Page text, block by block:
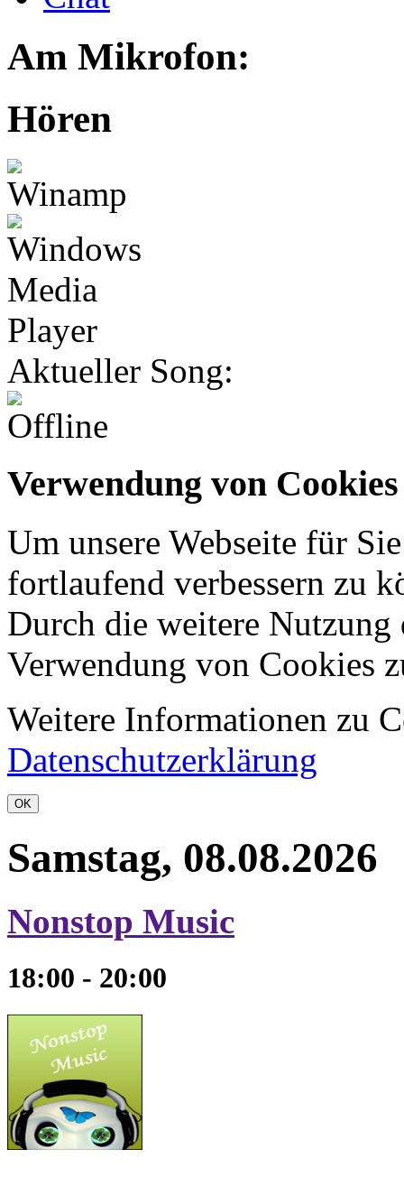
Am Mikrofon:
Hören
Aktueller Song:
Verwendung von Cookies
Um unsere Webseite für
fortlaufend verbessern zu
Durch die weitere Nutzung
Verwendung von Cookies
Weitere Informationen zu
Datenschutzerklärung
OK
Samstag, 08.08.2026
Nonstop Music
18:00 - 20:00